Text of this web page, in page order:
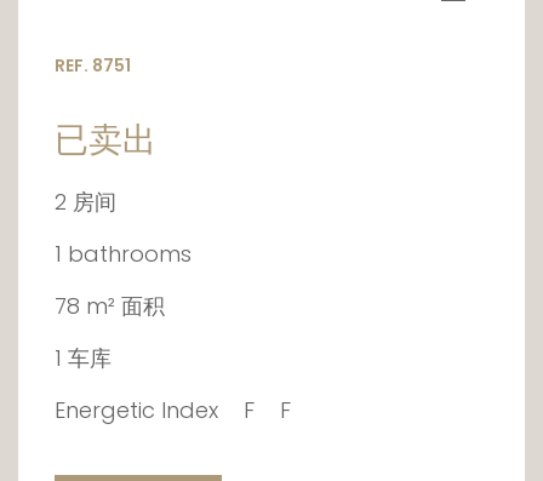
REF. 8751
已卖出
2 房间
1 bathrooms
78 m² 面积
1 车库
Energetic Index
F F